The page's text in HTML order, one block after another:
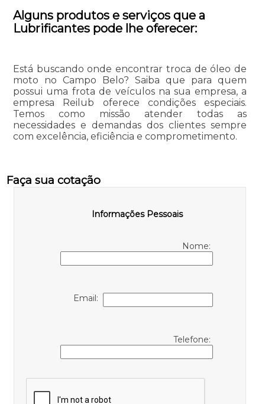
Alguns produtos e serviços que a
Lubrificantes pode lhe oferecer:
Está buscando onde encontrar troca de óleo de
moto no Campo Belo? Saiba que para quem
possui uma frota de veículos na sua empresa, a
empresa Reilub oferece condições especiais.
Temos como missão atender todas as
necessidades e demandas dos clientes sempre
com excelência, eficiência e comprometimento.
Faça sua cotação
Informações Pessoais
Nome:
Email:
Telefone: